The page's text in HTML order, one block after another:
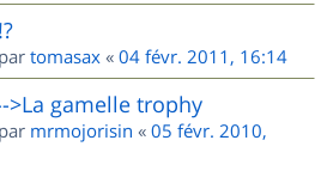
tomasax « 04 févr. 2011, 16:14
>La gamelle trophy
mrmojorisin « 05 févr. 2010,